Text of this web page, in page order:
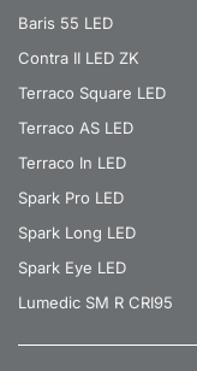
Baris 55 LED
Contra II LED ZK
Terraco Square LED
Terraco AS LED
Terraco In LED
Spark Pro LED
Spark Long LED
Spark Eye LED
Lumedic SM R CRI95